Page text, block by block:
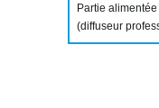
Partie
(diffuseur